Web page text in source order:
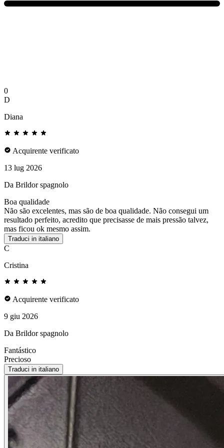
0
D
Diana
Acquirente verificato
13 lug 2026
Da Brildor spagnolo
Boa qualidade
Não são excelentes, mas são de boa qualidade. Não consegui um
resultado perfeito, acredito que precisasse de mais pressão talvez,
mas ficou ok mesmo assim.
Traduci in italiano
C
Cristina
Acquirente verificato
9 giu 2026
Da Brildor spagnolo
Fantástico
Precioso
Traduci in italiano